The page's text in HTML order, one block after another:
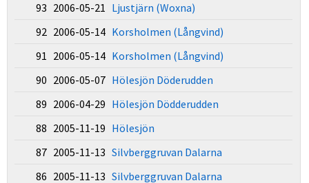
93 2006-05-21 Ljustjärn (Woxna)
92 2006-05-14 Korsholmen (Långvind)
91 2006-05-14 Korsholmen (Långvind)
90 2006-05-07 Hölesjön Döderudden
89 2006-04-29 Hölesjön Dödderudden
88 2005-11-19 Hölesjön
87 2005-11-13 Silvberggruvan Dalarna
86 2005-11-13 Silvberggruvan Dalarna